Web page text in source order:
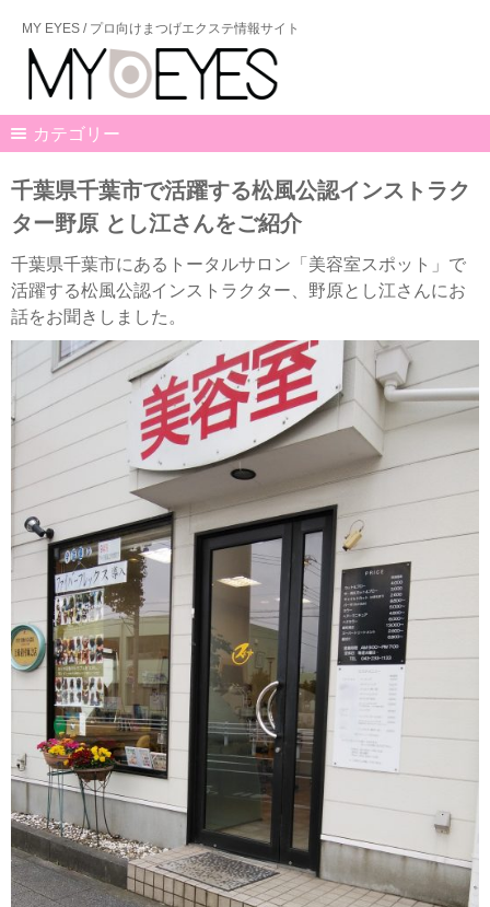
MY EYES / プロ向けまつげエクステ情報サイト
カテゴリー
千葉県千葉市で活躍する松風公認インストラク
ター野原 とし江さんをご紹介
千葉県千葉市にあるトータルサロン「美容室スポット」で
活躍する松風公認インストラクター、野原とし江さんにお
話をお聞きしました。